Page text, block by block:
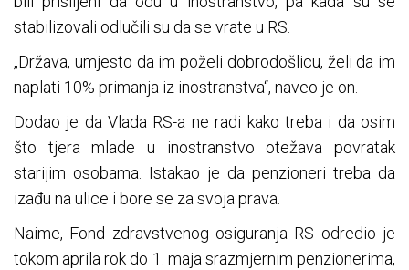
stabilizovali odlučili su da se vrate u RS.
„Država, umjesto da im poželi dobrodošlicu, želi da im
naplati 10% primanja iz inostranstva“, naveo je on.
Dodao je da Vlada RS-a ne radi kako treba i da osim
što tjera mlade u inostranstvo otežava povratak
starijim osobama. Istakao je da penzioneri treba da
izađu na ulice i bore se za svoja prava.
Naime, Fond zdravstvenog osiguranja RS odredio je
tokom aprila rok do 1. maja srazmjernim penzionerima,